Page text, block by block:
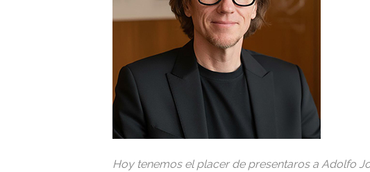
Hoy tenemos el placer de presentaros a Adolfo